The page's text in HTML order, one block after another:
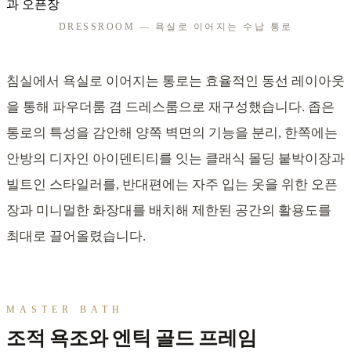
DRESSROOM — 욕실로 이어지는 수납 통로
침실에서 욕실로 이어지는 통로는 효율적인 동선 레이아웃
을 통해 파우더룸 겸 드레스룸으로 재구성했습니다. 좁은
통로의 특성을 감안해 양쪽 벽면의 기능을 분리, 한쪽에는
안방의 디자인 아이덴티티를 잇는 클래식 몰딩 붙박이장과
빌트인 스타일러를, 반대편에는 자주 입는 옷을 위한 오픈
장과 미니멀한 화장대를 배치해 제한된 공간의 활용도를
최대로 끌어올렸습니다.
MASTER BATH
조적 욕조와 엔틱 골드 프레임